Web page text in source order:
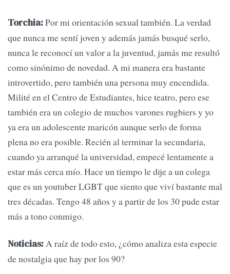
Torchia:Por mi orientación sexual también. La verdad
que nunca me sentí joven y además jamás busqué serlo,
nunca le reconocí un valor a la juventud, jamás me resultó
como sinónimo de novedad. A mi manera era bastante
introvertido, pero también una persona muy encendida.
Milité en el Centro de Estudiantes, hice teatro, pero ese
también era un colegio de muchos varones rugbiers y yo
ya era un adolescente maricón aunque serlo de forma
plena no era posible. Recién al terminar la secundaria,
cuando ya arranqué la universidad, empecé lentamente a
estar más cerca mío. Hace un tiempo le dije a un colega
que es un youtuber LGBT que siento que viví bastante mal
tres décadas. Tengo 48 años y a partir de los 30 pude estar
más a tono conmigo.
Noticias:A raíz de todo esto, ¿cómo analiza esta especie
de nostalgia que hay por los 90?